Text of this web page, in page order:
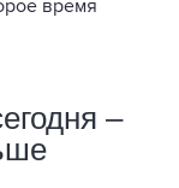
время
–